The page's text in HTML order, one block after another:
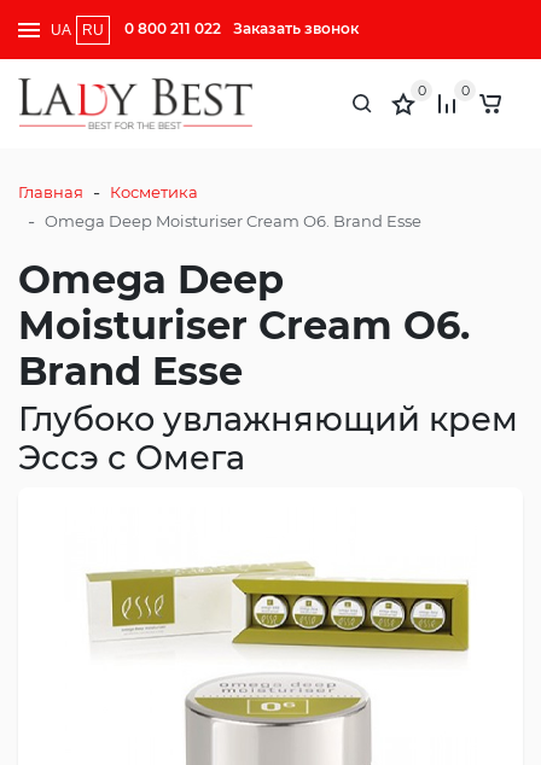
UA RU 0 800 211 022 Заказать звонок
0 0
Главная - Косметика
- Omega Deep Moisturiser Cream О6. Brand Esse
Omega Deep
Moisturiser Cream О6.
Brand Esse
Глубоко увлажняющий крем
Эссэ с Омега